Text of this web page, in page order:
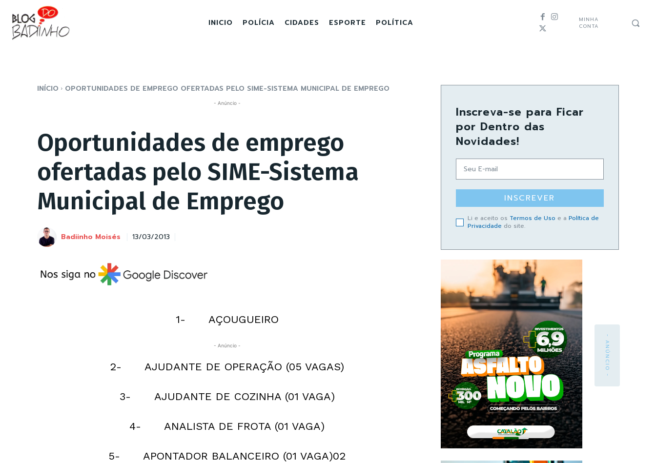
INICIO POLÍCIA CIDADES ESPORTE POLÍTICA
MINHA
CONTA
INÍCIO OPORTUNIDADES DE EMPREGO OFERTADAS PELO SIME-SISTEMA MUNICIPAL DE EMPREGO
- Anúncio -
Oportunidades de emprego
ofertadas pelo SIME-Sistema
Municipal de Emprego
Badiinho Moisés 13/03/2013
1- AÇOUGUEIRO
- Anúncio -
2- AJUDANTE DE OPERAÇÃO (05 VAGAS)
3- AJUDANTE DE COZINHA (01 VAGA)
4- ANALISTA DE FROTA (01 VAGA)
5- APONTADOR BALANCEIRO (01 VAGA)02
Inscreva-se para Ficar
por Dentro das
Novidades!
INSCREVER
Li e aceito os Termos de Uso e a Política de
Privacidade do site.
- ANÚNCIO -